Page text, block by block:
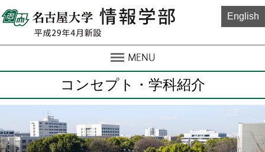
English
コンセプト・学科紹介